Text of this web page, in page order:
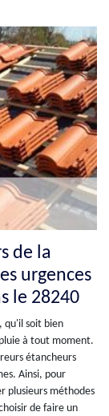
de la
urgences
le 28240
qu'il soit bien
à tout moment.
étancheurs
Ainsi, pour
plusieurs méthodes
de faire un